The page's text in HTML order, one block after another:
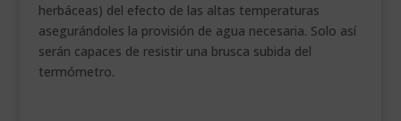
herbáceas) del efecto de las altas temperaturas
asegurándoles la provisión de agua necesaria. Solo así
serán capaces de resistir una brusca subida del
termómetro.